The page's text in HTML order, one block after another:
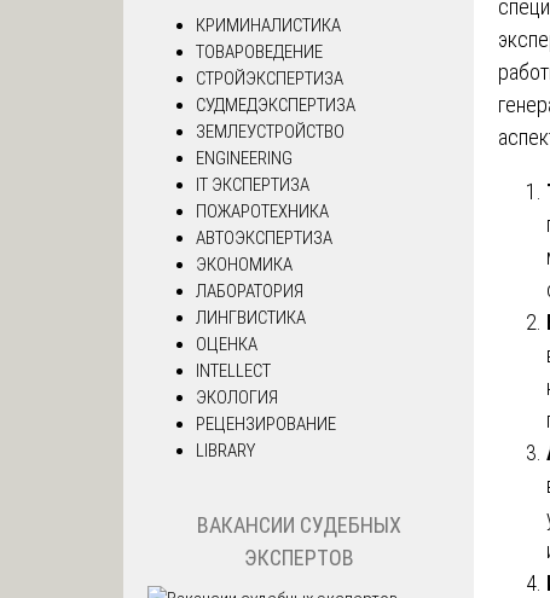
КРИМИНАЛИСТИКА
ТОВАРОВЕДЕНИЕ
СТРОЙЭКСПЕРТИЗА
СУДМЕДЭКСПЕРТИЗА
ЗЕМЛЕУСТРОЙСТВО
ENGINEERING
IT ЭКСПЕРТИЗА
ПОЖАРОТЕХНИКА
АВТОЭКСПЕРТИЗА
ЭКОНОМИКА
ЛАБОРАТОРИЯ
ЛИНГВИСТИКА
ОЦЕНКА
INTELLECT
ЭКОЛОГИЯ
РЕЦЕНЗИРОВАНИЕ
LIBRARY
ВАКАНСИИ СУДЕБНЫХ
ЭКСПЕРТОВ